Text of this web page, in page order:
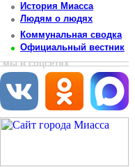
История Миасса
Людям о людях
Коммунальная сводка
Официальный вестник
мы в соцсетях